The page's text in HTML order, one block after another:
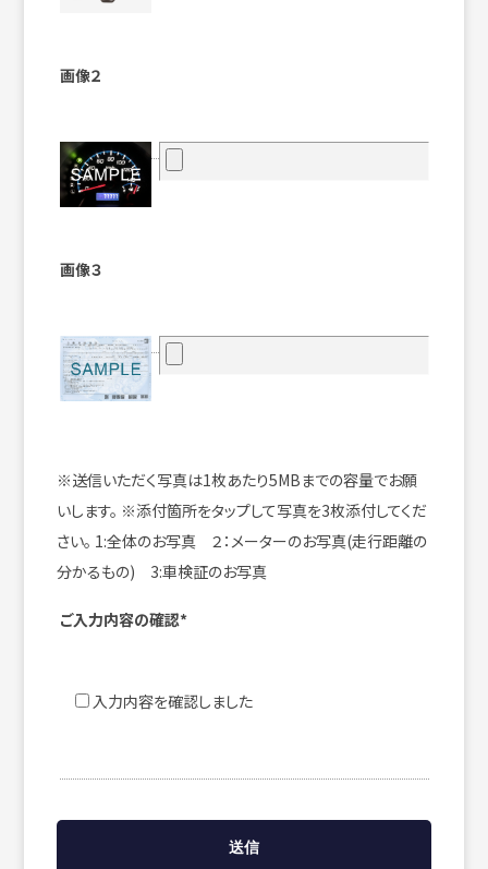
画像２
画像３
※送信いただく写真は1枚あたり5MBまでの容量でお願
いします。 ※添付箇所をタップして写真を3枚添付してくだ
さい。 1:全体のお写真 ２：メーターのお写真(走行距離の
分かるもの) 3:車検証のお写真
ご入力内容の確認*
入力内容を確認しました